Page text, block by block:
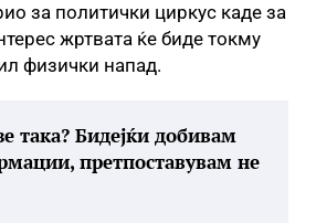
за политички циркус каде за
жртвата ќе биде токму
физички напад.
така? Бидејќи добивам
претпоставувам не